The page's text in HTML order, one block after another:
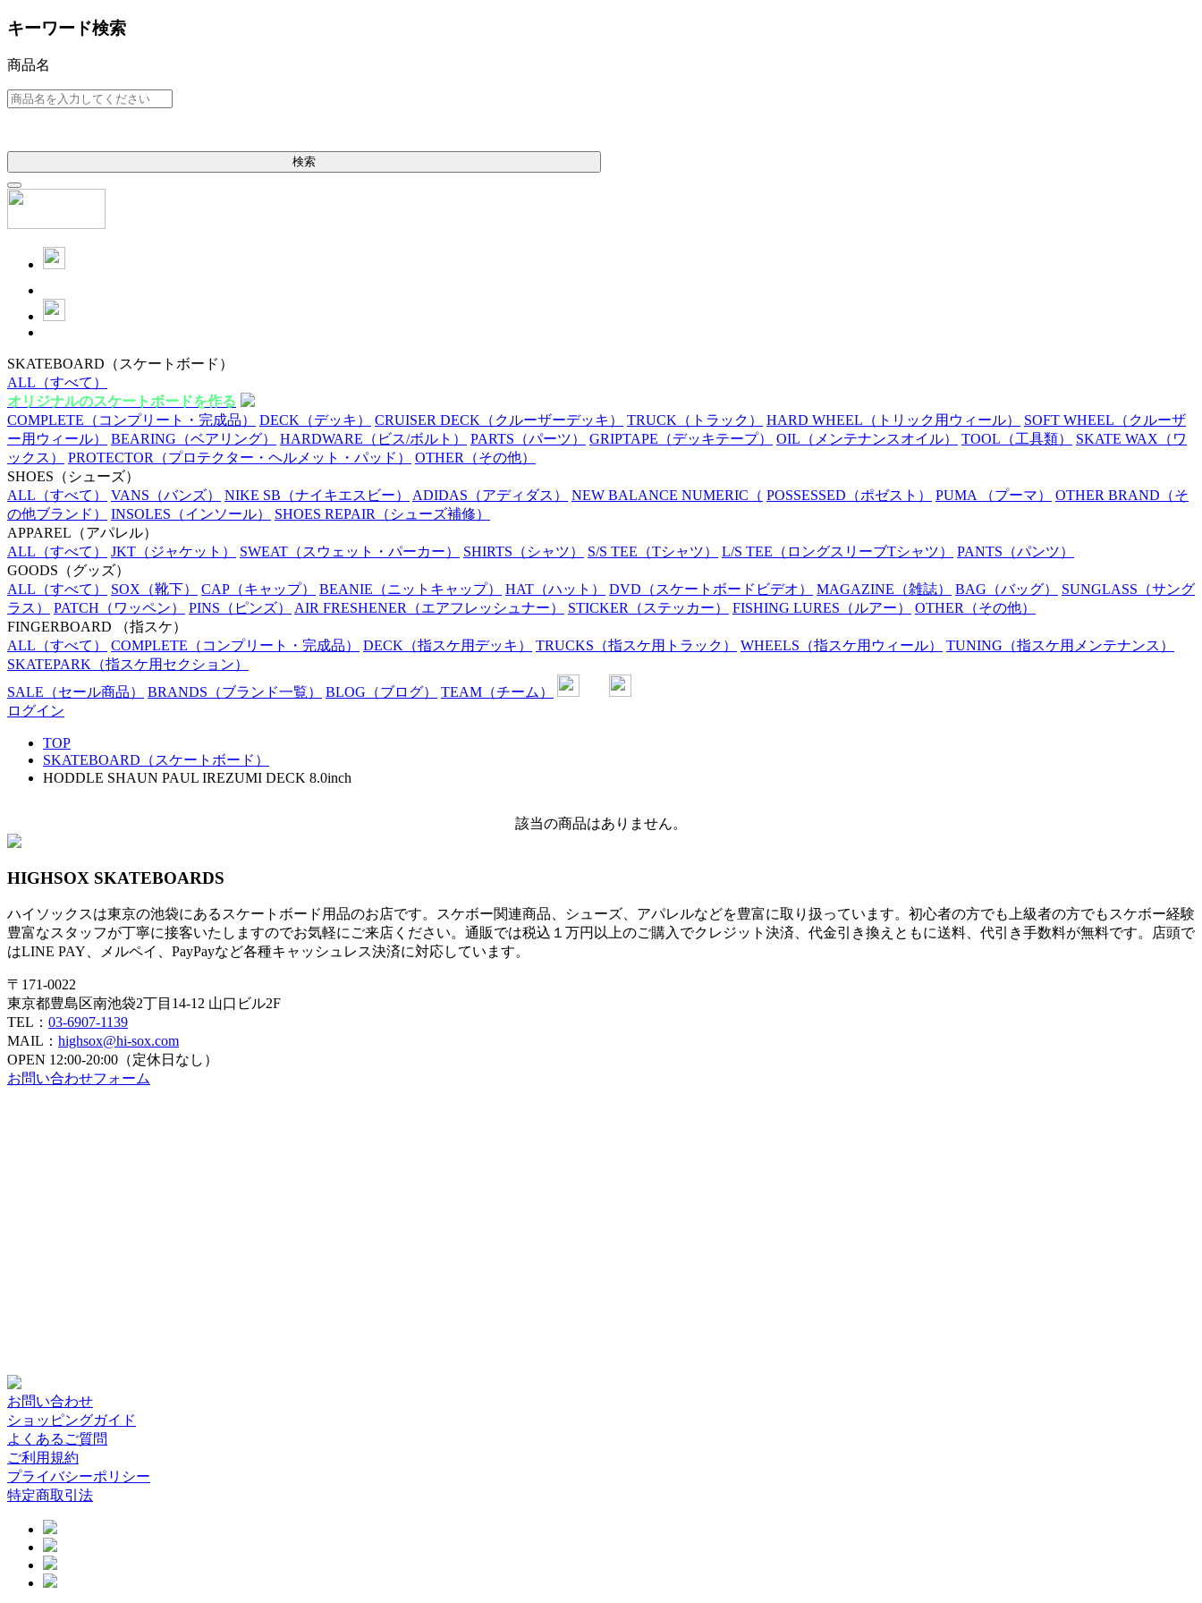
キーワード検索
商品名
検索
SKATEBOARD （スケートボード）
ALL （すべて）
オリジナルのスケートボードを作る
COMPLETE （コンプリート・完成品） DECK （デッキ） CRUISER DECK （クルーザーデッキ） TRUCK （トラック） HARD WHEEL （トリック用ウィール） SOFT WHEEL （クルーザ
ー用ウィール）
BEARING （ベアリング） HARDWARE （ビス/ボルト） PARTS （パーツ） GRIPTAPE （デッキテープ） OIL （メンテナンスオイル） TOOL （工具類） SKATE WAX （ワ
ックス）
PROTECTOR （プロテクター・ヘルメット・パッド） OTHER （その他）
SHOES （シューズ）
ALL （すべて） VANS （バンズ） NIKE SB （ナイキエスビー） ADIDAS （アディダス） NEW BALANCE NUMERIC （ POSSESSED （ポゼスト） PUMA （プーマ） OTHER BRAND （そ
の他ブランド）
INSOLES （インソール） SHOES REPAIR （シューズ補修）
APPAREL （アパレル）
ALL （すべて） JKT （ジャケット） SWEAT （スウェット・パーカー） SHIRTS （シャツ） S/S TEE （Tシャツ） L/S TEE （ロングスリーブTシャツ） PANTS （パンツ）
GOODS （グッズ）
ALL （すべて） SOX （靴下） CAP （キャップ） BEANIE （ニットキャップ） HAT （ハット） DVD （スケートボードビデオ） MAGAZINE （雑誌） BAG （バッグ） SUNGLASS （サング
ラス）
PATCH （ワッペン） PINS （ピンズ） AIR FRESHENER （エアフレッシュナー） STICKER （ステッカー） FISHING LURES （ルアー） OTHER （その他）
FINGERBOARD
（指スケ）
ALL （すべて） COMPLETE （コンプリート・完成品） DECK （指スケ用デッキ） TRUCKS （指スケ用トラック） WHEELS （指スケ用ウィール） TUNING （指スケ用メンテナンス）
SKATEPARK （指スケ用セクション）
SALE （セール商品） BRANDS （ブランド一覧） BLOG （ブログ） TEAM （チーム）
ログイン
TOP
SKATEBOARD（スケートボード）
HODDLE SHAUN PAUL IREZUMI DECK 8.0inch
該当の商品はありません。
HIGHSOX SKATEBOARDS
ハイソックスは東京の池袋にあるスケートボード用品のお店です。スケボー関連商品、シューズ、アパレルなどを豊富に取り扱っています。初心者の方でも上級者の方でもスケボー経験
豊富なスタッフが丁寧に接客いたしますのでお気軽にご来店ください。通販では税込１万円以上のご購入でクレジット決済、代金引き換えともに送料、代引き手数料が無料です。店頭で
はLINE PAY、メルペイ、PayPayなど各種キャッシュレス決済に対応しています。
〒171-0022
東京都豊島区南池袋2丁目14-12 山口ビル2F
TEL： 03-6907-1139
MAIL： highsox@hi-sox.com
OPEN 12:00-20:00（定休日なし）
お問い合わせフォーム
お問い合わせ
ショッピングガイド
よくあるご質問
ご利用規約
プライバシーポリシー
特定商取引法